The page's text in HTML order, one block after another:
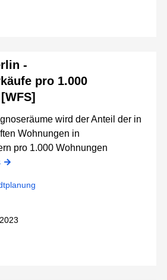
-
pro 1.000
wird der Anteil der in
Wohnungen in
pro 1.000 Wohnungen